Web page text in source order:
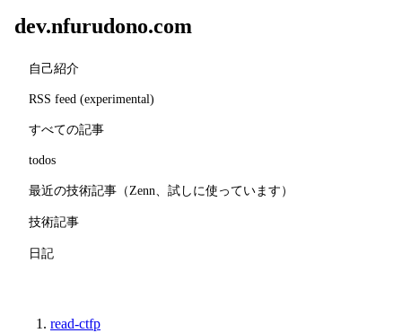
dev.nfurudono.com
自己紹介
RSS feed (experimental)
すべての記事
todos
最近の技術記事（Zenn、試しに使っています）
技術記事
日記
read-ctfp